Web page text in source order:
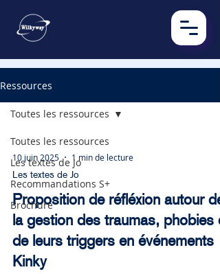
Ressources
Toutes les ressources
Les textes de Jo
Recommandations S+
Brochure
Toutes les ressources
10 juin 2025
1 min de lecture
Les textes de Jo
Proposition de réfléxion autour de
la gestion des traumas, phobies et
de leurs triggers en événements
Kinky